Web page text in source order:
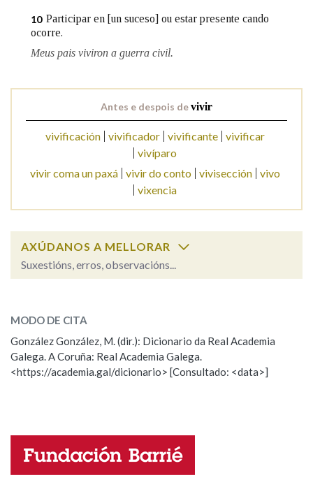
10 Participar en [un suceso] ou estar presente cando
ocorre.
Meus pais viviron a guerra civil.
Antes e despois devivir
vivificación vivificador vivificante
vivificar
vivíparo
vivir coma un paxá
vivir do conto vivisección
vivo
vixencia
AXÚDANOS A MELLORAR
Suxestións, erros, observacións...
ESCOLLE UNHA OPCIÓN:
Observación Hai un erro na palabra
Propoño mellorar a definición
Nome
MODO DE CITA
González González, M. (dir.): Dicionario da Real Academia
Galega. A Coruña: Real Academia Galega.
<https://academia.gal/dicionario> [Consultado: <data>]